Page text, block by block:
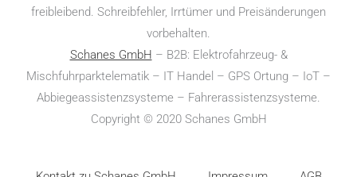
freibleibend. Schreibfehler, Irrtümer und Preisänderungen
vorbehalten.
Schanes GmbH – B2B: Elektro­fahr­zeug- &
Mischfuhrparktelematik – IT Handel – GPS Ortung – IoT –
Abbiegeassistenzsysteme – Fahrerassistenzsysteme.
Copyright © 2020 Schanes GmbH